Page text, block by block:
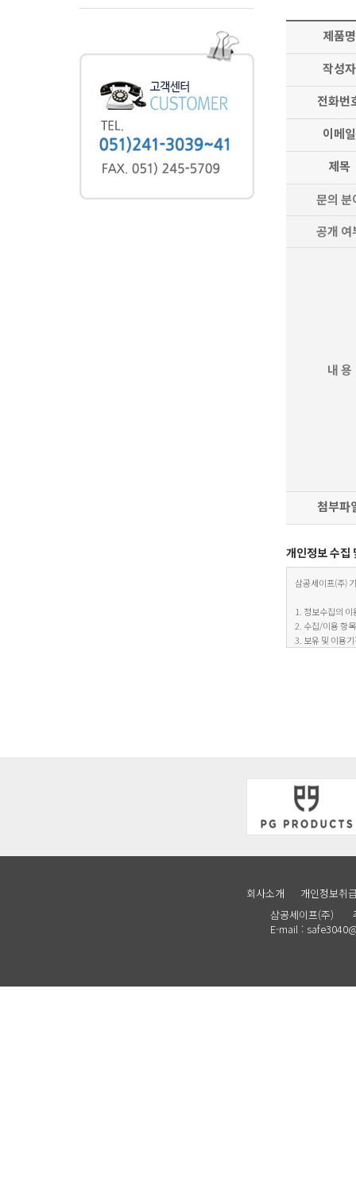
제품명
작성자
전화번
이메일
제목
문의 분
공개 여
내 용
첨부파
개인정보 수집
삼공세이프(주)
1. 정보수집의
2. 수집/이용 항
3. 보유 및 이용
회사소개
개인정보취
삼공세이프(주)
E-mail :